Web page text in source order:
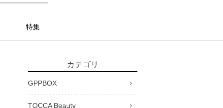
特集
カテゴリ
GPPBOX
TOCCA Beauty